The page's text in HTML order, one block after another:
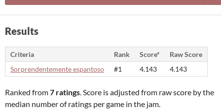
Results
Criteria Rank Score*
Raw Score
Sorprendentemente espantoso
#1 4.143 4.143
Ranked from7 ratings. Score is adjusted from raw score by the
median number of ratings per game in the jam.